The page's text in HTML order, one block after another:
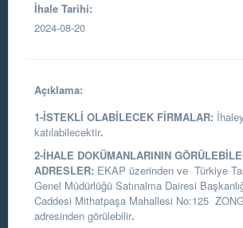
İhale Tarihi:
2024-08-20
Açıklama:
1-İSTEKLİ OLABİLECEK FİRMALAR:
katılabilecektir.
2-İHALE DOKÜMANLARININ
ADRESLER: EKAP üzerinden ve Türkiye
Genel Müdürlüğü Satınalma Dairesi
Caddesi Mithatpaşa Mahallesi No:125
adresinden görülebilir.